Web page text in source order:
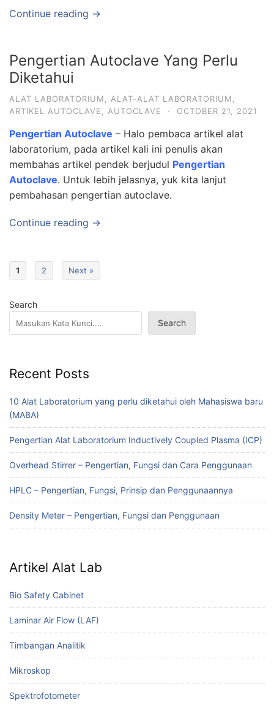
Continue reading →
Pengertian Autoclave Yang Perlu
Diketahui
ALAT LABORATORIUM ALAT-ALAT LABORATORIUM
ARTIKEL AUTOCLAVE
AUTOCLAVE · OCTOBER 21, 2021
Pengertian Autoclave – Halo pembaca artikel alat
laboratorium, pada artikel kali ini penulis akan
membahas artikel pendek berjudul Pengertian
Autoclave. Untuk lebih jelasnya, yuk kita lanjut
pembahasan pengertian autoclave.
Continue reading →
1 2 Next »
Search
Search
Recent Posts
10 Alat Laboratorium yang perlu diketahui oleh Mahasiswa baru
(MABA)
Pengertian Alat Laboratorium Inductively Coupled Plasma (ICP)
Overhead Stirrer – Pengertian, Fungsi dan Cara Penggunaan
HPLC – Pengertian, Fungsi, Prinsip dan Penggunaannya
Density Meter – Pengertian, Fungsi dan Penggunaan
Artikel Alat Lab
Bio Safety Cabinet
Laminar Air Flow (LAF)
Timbangan Analitik
Mikroskop
Spektrofotometer